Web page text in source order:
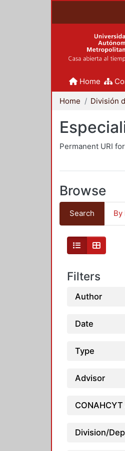
Home
Home
Permanent URI
Browse
Search By
Filters
Author
Date
Type
Advisor
Division/